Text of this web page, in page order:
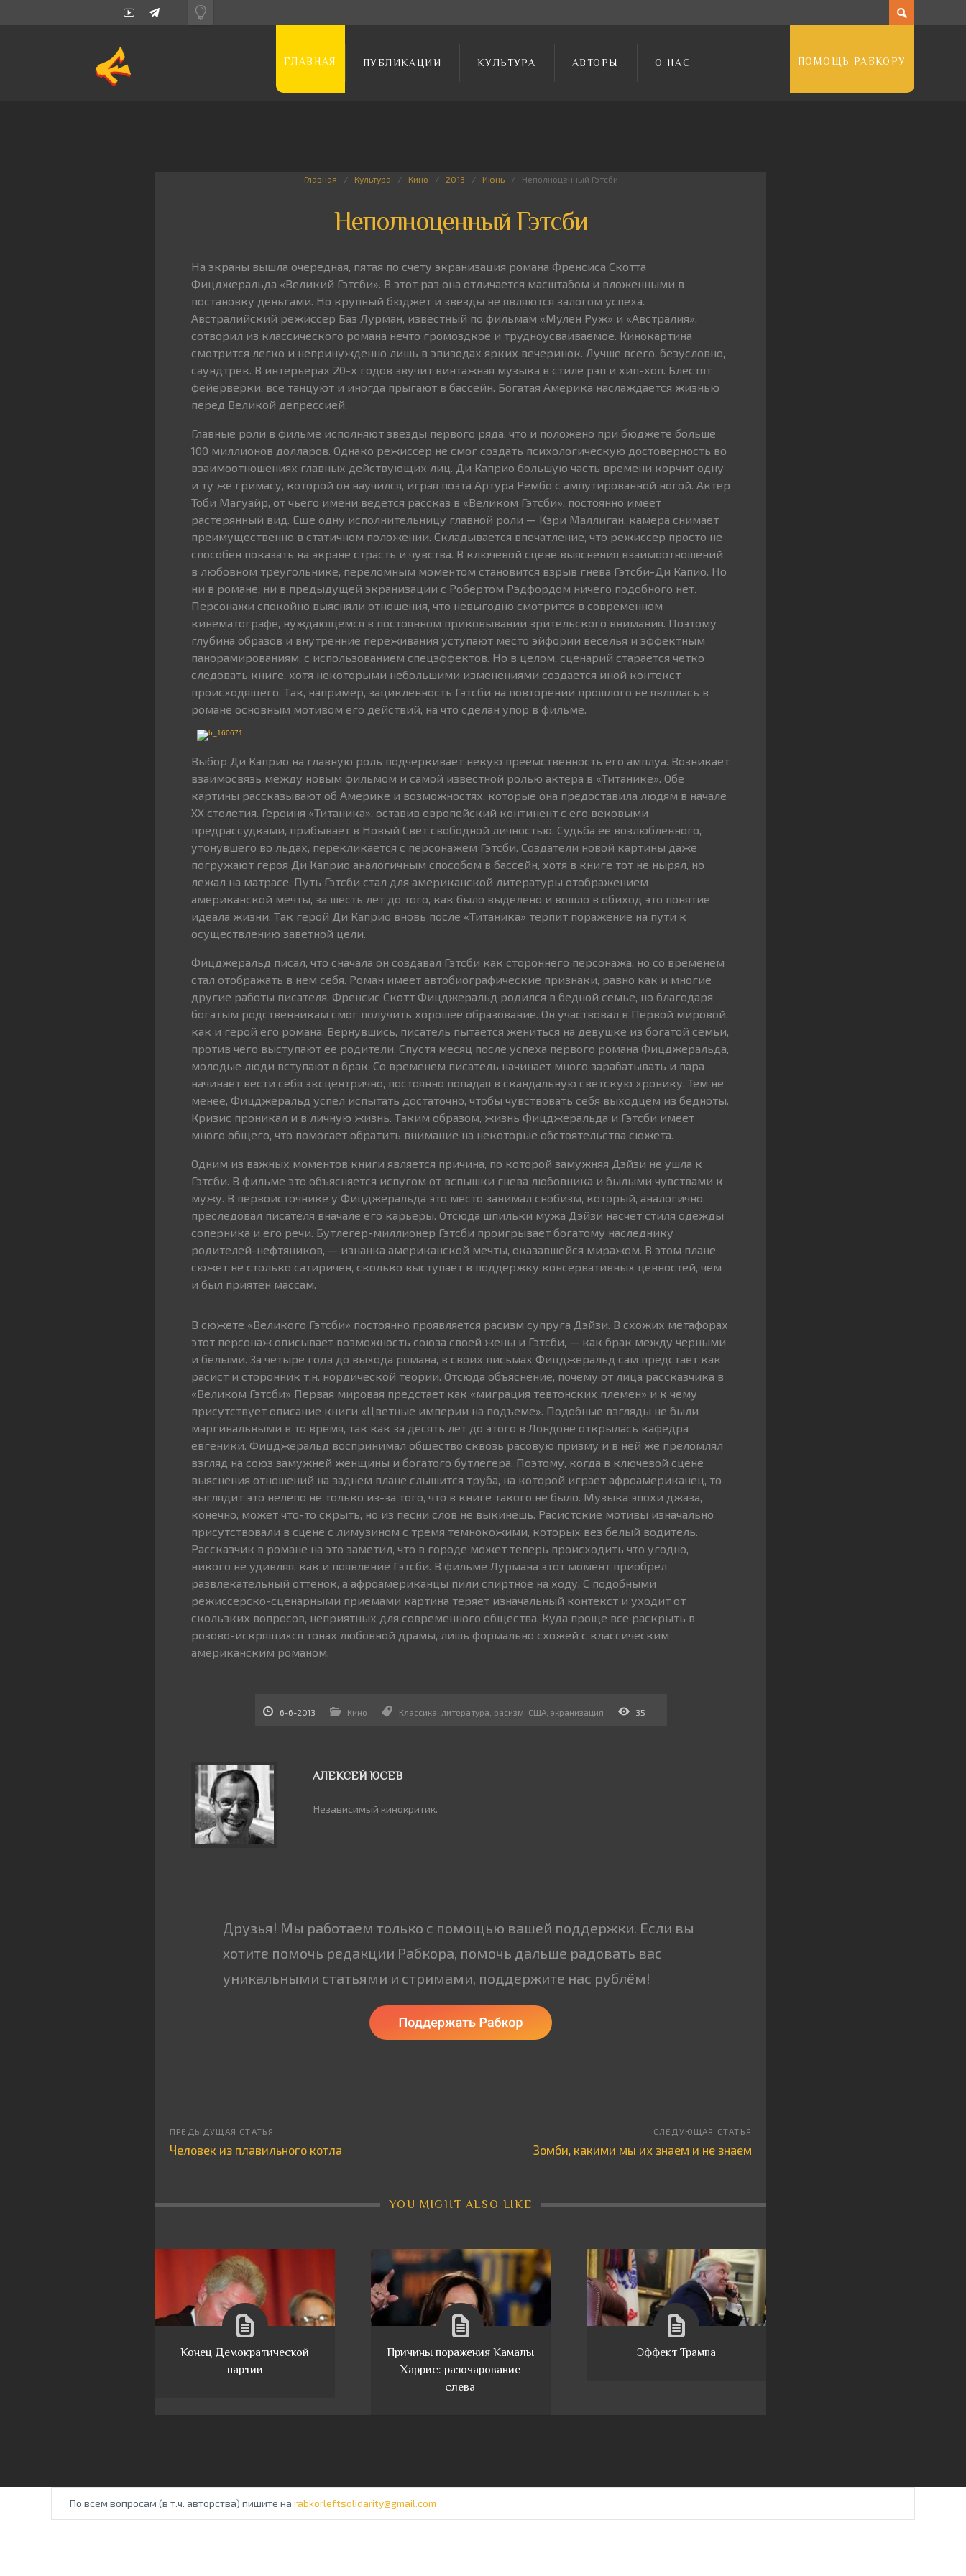
ГЛАВНАЯ ПУБЛИКАЦИИ КУЛЬТУРА АВТОРЫ О НАС ПОМОЩЬ РАБКОРУ
Главная Культура Кино 2013 Июнь Неполноценный Гэтсби
Неполноценный Гэтсби
На экраны вышла очередная, пятая по счету экранизация романа Френсиса Скотта
Фицджеральда «Великий Гэтсби». В этот раз она отличается масштабом и вложенными в
постановку деньгами. Но крупный бюджет и звезды не являются залогом успеха.
Австралийский режиссер Баз Лурман, известный по фильмам «Мулен Руж» и «Австралия»,
сотворил из классического романа нечто громоздкое и трудноусваиваемое. Кинокартина
смотрится легко и непринужденно лишь в эпизодах ярких вечеринок. Лучше всего, безусловно,
саундтрек. В интерьерах 20-х годов звучит винтажная музыка в стиле рэп и хип-хоп. Блестят
фейерверки, все танцуют и иногда прыгают в бассейн. Богатая Америка наслаждается жизнью
перед Великой депрессией.
Главные роли в фильме исполняют звезды первого ряда, что и положено при бюджете больше
100 миллионов долларов. Однако режиссер не смог создать психологическую достоверность во
взаимоотношениях главных действующих лиц. Ди Каприо большую часть времени корчит одну
и ту же гримасу, которой он научился, играя поэта Артура Рембо с ампутированной ногой. Актер
Тоби Магуайр, от чьего имени ведется рассказ в «Великом Гэтсби», постоянно имеет
растерянный вид. Еще одну исполнительницу главной роли — Кэри Маллиган, камера снимает
преимущественно в статичном положении. Складывается впечатление, что режиссер просто не
способен показать на экране страсть и чувства. В ключевой сцене выяснения взаимоотношений
в любовном треугольнике, переломным моментом становится взрыв гнева Гэтсби-Ди Капио. Но
ни в романе, ни в предыдущей экранизации с Робертом Рэдфордом ничего подобного нет.
Персонажи спокойно выясняли отношения, что невыгодно смотрится в современном
кинематографе, нуждающемся в постоянном приковывании зрительского внимания. Поэтому
глубина образов и внутренние переживания уступают место эйфории веселья и эффектным
панорамированиям, с использованием спецэффектов. Но в целом, сценарий старается четко
следовать книге, хотя некоторыми небольшими изменениями создается иной контекст
происходящего. Так, например, зацикленность Гэтсби на повторении прошлого не являлась в
романе основным мотивом его действий, на что сделан упор в фильме.
Выбор Ди Каприо на главную роль подчеркивает некую преемственность его амплуа. Возникает
взаимосвязь между новым фильмом и самой известной ролью актера в «Титанике». Обе
картины рассказывают об Америке и возможностях, которые она предоставила людям в начале
ХХ столетия. Героиня «Титаника», оставив европейский континент с его вековыми
предрассудками, прибывает в Новый Свет свободной личностью. Судьба ее возлюбленного,
утонувшего во льдах, перекликается с персонажем Гэтсби. Создатели новой картины даже
погружают героя Ди Каприо аналогичным способом в бассейн, хотя в книге тот не нырял, но
лежал на матрасе. Путь Гэтсби стал для американской литературы отображением
американской мечты, за шесть лет до того, как было выделено и вошло в обиход это понятие
идеала жизни. Так герой Ди Каприо вновь после «Титаника» терпит поражение на пути к
осуществлению заветной цели.
Фицджеральд писал, что сначала он создавал Гэтсби как стороннего персонажа, но со временем
стал отображать в нем себя. Роман имеет автобиографические признаки, равно как и многие
другие работы писателя. Френсис Скотт Фицджеральд родился в бедной семье, но благодаря
богатым родственникам смог получить хорошее образование. Он участвовал в Первой мировой,
как и герой его романа. Вернувшись, писатель пытается жениться на девушке из богатой семьи,
против чего выступают ее родители. Спустя месяц после успеха первого романа Фицджеральда,
молодые люди вступают в брак. Со временем писатель начинает много зарабатывать и пара
начинает вести себя эксцентрично, постоянно попадая в скандальную светскую хронику. Тем не
менее, Фицджеральд успел испытать достаточно, чтобы чувствовать себя выходцем из бедноты.
Кризис проникал и в личную жизнь. Таким образом, жизнь Фицджеральда и Гэтсби имеет
много общего, что помогает обратить внимание на некоторые обстоятельства сюжета.
Одним из важных моментов книги является причина, по которой замужняя Дэйзи не ушла к
Гэтсби. В фильме это объясняется испугом от вспышки гнева любовника и былыми чувствами к
мужу. В первоисточнике у Фицджеральда это место занимал снобизм, который, аналогично,
преследовал писателя вначале его карьеры. Отсюда шпильки мужа Дэйзи насчет стиля одежды
соперника и его речи. Бутлегер-миллионер Гэтсби проигрывает богатому наследнику
родителей-нефтяников, — изнанка американской мечты, оказавшейся миражом. В этом плане
сюжет не столько сатиричен, сколько выступает в поддержку консервативных ценностей, чем
и был приятен массам.
В сюжете «Великого Гэтсби» постоянно проявляется расизм супруга Дэйзи. В схожих метафорах
этот персонаж описывает возможность союза своей жены и Гэтсби, — как брак между черными
и белыми. За четыре года до выхода романа, в своих письмах Фицджеральд сам предстает как
расист и сторонник т.н. нордической теории. Отсюда объяснение, почему от лица рассказчика в
«Великом Гэтсби» Первая мировая предстает как «миграция тевтонских племен» и к чему
присутствует описание книги «Цветные империи на подъеме». Подобные взгляды не были
маргинальными в то время, так как за десять лет до этого в Лондоне открылась кафедра
евгеники. Фицджеральд воспринимал общество сквозь расовую призму и в ней же преломлял
взгляд на союз замужней женщины и богатого бутлегера. Поэтому, когда в ключевой сцене
выяснения отношений на заднем плане слышится труба, на которой играет афроамериканец, то
выглядит это нелепо не только из-за того, что в книге такого не было. Музыка эпохи джаза,
конечно, может что-то скрыть, но из песни слов не выкинешь. Расистские мотивы изначально
присутствовали в сцене с лимузином с тремя темнокожими, которых вез белый водитель.
Рассказчик в романе на это заметил, что в городе может теперь происходить что угодно,
никого не удивляя, как и появление Гэтсби. В фильме Лурмана этот момент приобрел
развлекательный оттенок, а афроамериканцы пили спиртное на ходу. С подобными
режиссерско-сценарными приемами картина теряет изначальный контекст и уходит от
скользких вопросов, неприятных для современного общества. Куда проще все раскрыть в
розово-искрящихся тонах любовной драмы, лишь формально схожей с классическим
американским романом.
6-6-2013 Кино Классика литература расизм США, экранизация 35
АЛЕКСЕЙ ЮСЕВ
Независимый кинокритик.
Друзья! Мы работаем только с помощью вашей поддержки. Если вы
хотите помочь редакции Рабкора, помочь дальше радовать вас
уникальными статьями и стримами, поддержите нас рублём!
Человек из плавильного котла Зомби, какими мы их знаем и не знаем
YOU MIGHT ALSO LIKE
Конец Демократической
партии
Причины поражения Камалы
Харрис: разочарование
слева
Эффект Трампа
По всем вопросам (в т.ч. авторства) пишите на rabkorleftsolidarity@gmail.com